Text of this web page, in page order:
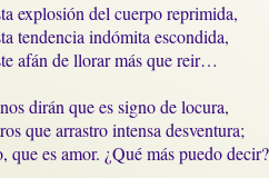
explosión del cuerpo reprimida,
tendencia indómita escondida,
afán de llorar más que reir…
dirán que es signo de locura,
que arrastro intensa desventura;
que es amor. ¿Qué más puedo decir?